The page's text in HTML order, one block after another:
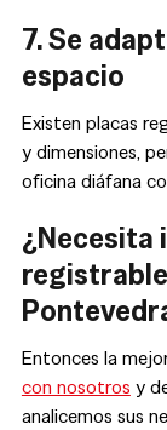
7. Se
espacio
Existen placas
y dimensiones,
oficina diáfana
¿Necesita
Entonces la
con nosotros y
analicemos sus